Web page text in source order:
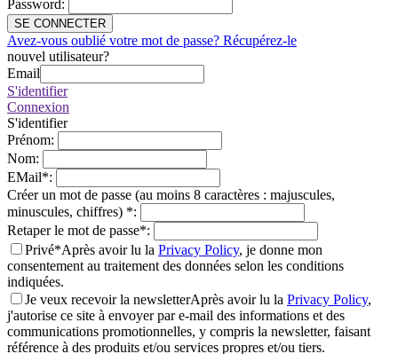
Password:
SE CONNECTER
Avez-vous oublié votre mot de passe? Récupérez-le
nouvel utilisateur?
Email
S'identifier
Connexion
S'identifier
Prénom:
Nom:
EMail*:
Créer un mot de passe (au moins 8 caractères : majuscules,
minuscules, chiffres) *:
Retaper le mot de passe*:
Privé*Après avoir lu la Privacy Policy, je donne mon
consentement au traitement des données selon les conditions
indiquées.
Je veux recevoir la newsletterAprès avoir lu la Privacy Policy,
j'autorise ce site à envoyer par e-mail des informations et des
communications promotionnelles, y compris la newsletter, faisant
référence à des produits et/ou services propres et/ou tiers.